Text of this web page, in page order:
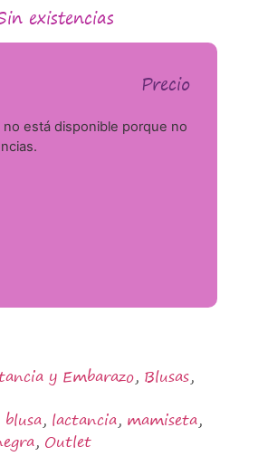
existencias
Precio
está disponible porque no
y Embarazo, Blusas,
blusa, lactancia, mamiseta,
, Outlet